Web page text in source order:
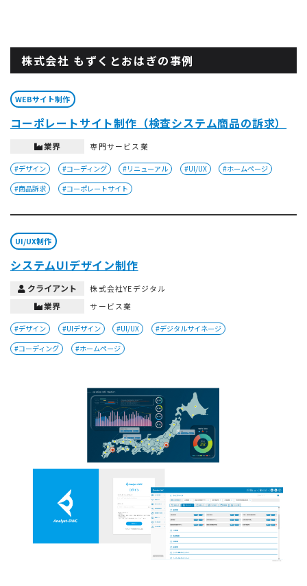
株式会社 もずくとおはぎの事例
WEBサイト制作
コーポレートサイト制作（検査システム商品の訴求）
業界 専門サービス業
#デザイン #コーディング #リニューアル #UI/UX
#ホームページ
#商品訴求
#コーポレートサイト
UI/UX制作
システムUIデザイン制作
クライアント 株式会社YEデジタル
業界 サービス業
#デザイン #UIデザイン #UI/UX
#デジタルサイネージ
#コーディング
#ホームページ